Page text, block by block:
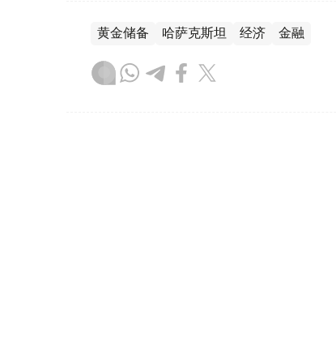
黄金储备 哈萨克斯坦 经济 金融